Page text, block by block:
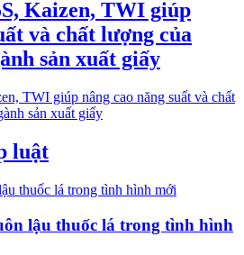
Kaizen, TWI giúp
và chất lượng của
sản xuất giấy
luật
lậu thuốc lá trong tình hình